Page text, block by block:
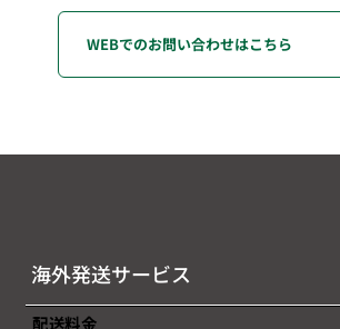
海外発送サービス
配送料金